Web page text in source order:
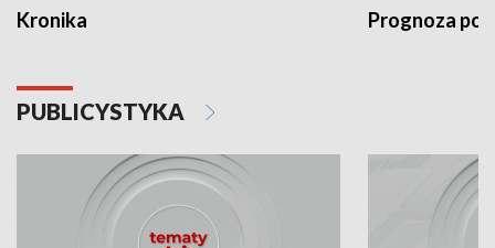
Kronika Prognoza
PUBLICYSTYKA